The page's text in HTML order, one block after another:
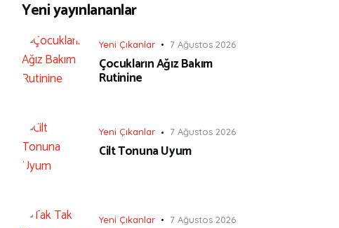
Yeni yayınlananlar
Yeni Çıkanlar 7 Ağustos 2026
Çocukların Ağız Bakım
Rutinine
Yeni Çıkanlar 7 Ağustos 2026
Cilt Tonuna Uyum
Yeni Çıkanlar 7 Ağustos 2026